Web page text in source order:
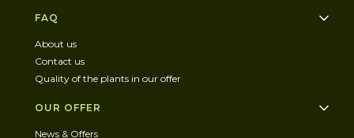
FAQ
About us
Contact us
Quality of the plants in our offer
OUR OFFER
News & Offers